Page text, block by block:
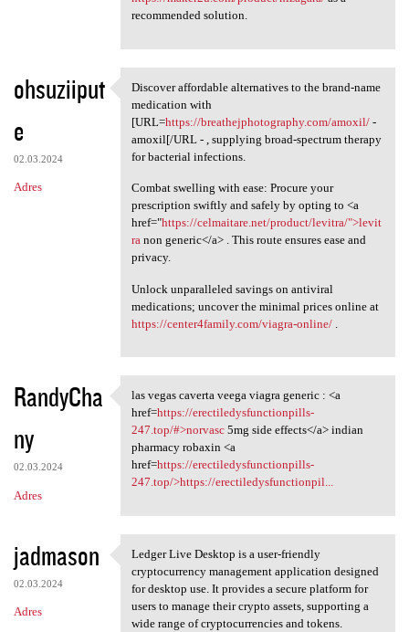
recommended solution.
ohsuziiput
e
02.03.2024
Adres
Discover affordable
Discover affordable alternatives to the brand-name
medication with
[URL=https://breathejphotography.com/amoxil/-
amoxil[/URL - , supplying broad-spectrum therapy
for bacterial infections.
Combat swelling with ease: Procure your
prescription swiftly and safely by opting to <a
href="https://celmaitare.net/product/levitra/">levit
ranon generic</a> . This route ensures ease and
privacy.
Unlock unparalleled savings on antiviral
medications; uncover the minimal prices online at
https://center4family.com/viagra-online/.
RandyCha
ny
02.03.2024
Adres
las vegas caverta veega
las vegas caverta veega viagra generic : <a
href=https://erectiledysfunctionpills-
247.top/#>norvasc5mg side effects</a> indian
pharmacy robaxin <a
href=https://erectiledysfunctionpills-
247.top/>https://erectiledysfunctionpil...
jadmason
02.03.2024
Adres
Ledger Live Desktop is a user
Ledger Live Desktop is a user-friendly
cryptocurrency management application designed
for desktop use. It provides a secure platform for
users to manage their crypto assets, supporting a
wide range of cryptocurrencies and tokens.